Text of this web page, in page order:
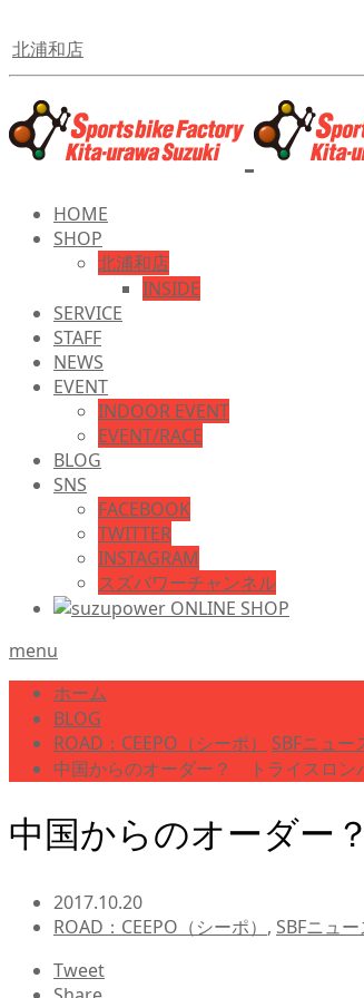
北浦和店
HOME
SHOP
北浦和店
INSIDE
SERVICE
STAFF
NEWS
EVENT
INDOOR EVENT
EVENT/RACE
BLOG
SNS
FACEBOOK
TWITTER
INSTAGRAM
スズパワーチャンネル
menu
ホーム
BLOG
ROAD：CEEPO（シーポ）
SBFニュー
中国からのオーダー？ トライスロン
中国からのオーダー
2017.10.20
ROAD：CEEPO（シーポ） , SBFニュー
Tweet